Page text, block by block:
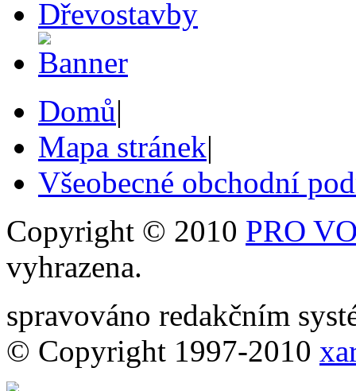
Domů|
Mapa stránek|
Všeobecné obchodní
Copyright © 2010 PRO
vyhrazena.
spravováno redakčním
© Copyright 1997-2010